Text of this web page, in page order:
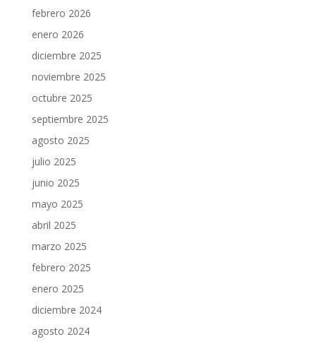
febrero 2026
enero 2026
diciembre 2025
noviembre 2025
octubre 2025
septiembre 2025
agosto 2025
julio 2025
junio 2025
mayo 2025
abril 2025
marzo 2025
febrero 2025
enero 2025
diciembre 2024
agosto 2024